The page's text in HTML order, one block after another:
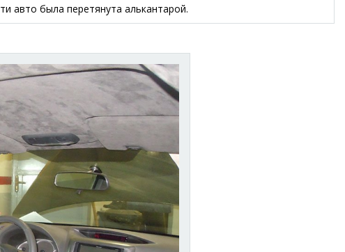
авто была перетянута алькантарой.